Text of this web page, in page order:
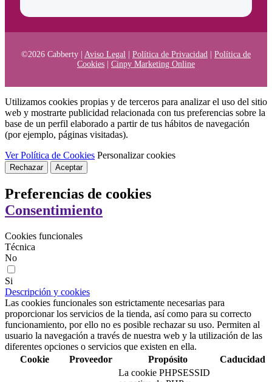
©2026 Cabberty | Aviso Legal Política de Privacidad
Política de
Cookies
Cinpy Marketing Online
Utilizamos cookies propias y de terceros para analizar el uso del sitio
web y mostrarte publicidad relacionada con tus preferencias sobre la
base de un perfil elaborado a partir de tus hábitos de navegación
(por ejemplo, páginas visitadas).
Ver Política de Cookies Personalizar cookies
Rechazar Aceptar
Preferencias de cookies
Consentimiento
Cookies funcionales
Técnica
No
Si
Descripción y cookies
Las cookies funcionales son estrictamente necesarias para
proporcionar los servicios de la tienda, así como para su correcto
funcionamiento, por ello no es posible rechazar su uso. Permiten al
usuario la navegación a través de nuestra web y la utilización de las
diferentes opciones o servicios que existen en ella.
Cookie
Proveedor Propósito Caducidad
La cookie PHPSESSID